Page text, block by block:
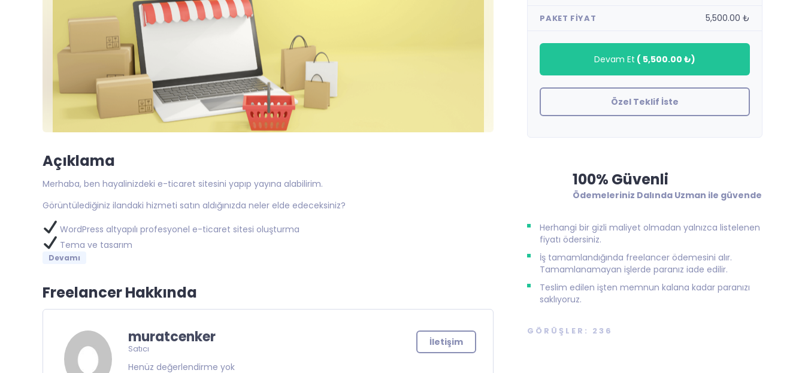
Açıklama
Merhaba, ben hayalinizdeki e-ticaret sitesini yapıp yayına alabilirim.
Görüntülediğiniz ilandaki hizmeti satın aldığınızda neler elde edeceksiniz?
WordPress altyapılı profesyonel e-ticaret sitesi oluşturma
Tema ve tasarım
Devamı
Freelancer Hakkında
muratcenker
Satıcı
Henüz değerlendirme yok
İletişim
PAKET FIYAT 5,500.00 ₺
Devam Et ( 5,500.00 ₺)
Özel Teklif İste
100% Güvenli
Ödemeleriniz Dalında Uzman ile güvende
Herhangi bir gizli maliyet olmadan yalnızca listelenen
fiyatı ödersiniz.
İş tamamlandığında freelancer ödemesini alır.
Tamamlanamayan işlerde paranız iade edilir.
Teslim edilen işten memnun kalana kadar paranızı
saklıyoruz.
GÖRÜŞLER: 236